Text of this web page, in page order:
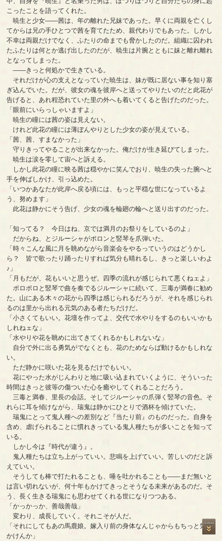
こったことを語ってくれた。
暁生と少女――茜は、年の離れた兄妹であった。早くに両親を亡くし
てからは兄の手ひとつで茜を育てたため、親代わりでもあった。しかし
不幸は両親だけでなく、ふたりの命までも脅かしたのだ。組織に囚われ
たふたりは何とか逃げ出したのだが、暁生は片腕とともに妹と離れ離れ
となってしまった。
――きっと何処かで生きている。
それだけが心の支えとなっていた暁生は、妹が既に居ない事を知り塞
ぎ込んでいた。だが、彼女の魂を彼岸へと送ってやりたいのだと此花が
告げると、あれ程恐れていた里の外へも着いてくると告げたのだった。
「眼前にいらっしゃいますよ」
暁生の瞳には茜の姿は見えない。
けれど此花の瞳には薄ぼんやりとした少女の姿が見えている。
「茜、茜、すまなかった」
守りきってやることが出来なかった。俺だけが生き延びてしまった。
暁生は涙を零して宙へと訴える。
しかし此花の瞳に映る茜は穏やかに笑んでおり、暁生の失った腕へと
手を伸ばしかけ、引っ込めた。
「いつかあなたが此岸へ戻る頃には、もっと平穏な世になっているよ
う、努めます」
此花は静かにそう告げ、少女の魂を輪廻の輪へと送り出すのだった。
「知ってる？ 今日はね、京では満月のお祭りをしているのよ」
だからね、とジルーシャがポロンと竪琴を爪弾いた。
「時々こんな風に月を眺めながら音楽会をやるっていうのはどうかし
ら？ 皆で歌ったり踊ったりすれば気分も晴れるし、きっと楽しいわよ
♪」
「月もだが、花もいいと思うぜ。四季の流れが感じられて悪くねェよ」
ポロポロと竪琴で曲を奏でるジルーシャに続いて、三毒が満春に勧め
た。山にある木々の花から四季は感じられるだろうが、それを感じられ
るのは里から出れる元気のある者たちだけだ。
「小さくてもいい。花壇を作ってよ、交代で水やりをするのもいいかも
しれねェな」
「水やりや花を眺めに出てきてくれるかもしれないな」
自分で外に出る勇気がでなくとも、花のためならば動けるかもしれな
い。
ただ静かに咲いた花を見るだけでもいい。
花にやった水がじんわりと地に吸い込まれていくように、そういった
時間はきっと彼等の傷ついた心を癒やしてくれることだろう。
三毒と満春、里長の会話。そしてジルーシャの爪弾く竪琴の音色。そ
れらに耳を傾けながら、瑞鬼は静かにひとりで酒杯を傾けていた。
瑞鬼にとって鬼人種への差別など『当たり前』のものだった。自身を
含め、虐げられることに慣れきっている鬼人種たちが多いことを知って
いる。
しかし今は『時代が違う』。
鬼人種たちは立ち上がっていい。悲鳴を上げていい。苦しいのだと訴
えていい。
そうしても棒で打たれることも、唾を吐かれることも――まだ無いと
は言い切れないが、何十年もかけてきっとそうなる未来があるのだ。そ
う、長く生きる瑞鬼にも思わせてくれる世になりつつある。
「かっかっか、善哉善哉」
変わり、成長していく。それこそが人だ。
「それにしてもあの馬鹿娘。嫁入り前の身体なんじゃからもちっと気に
かけんか」